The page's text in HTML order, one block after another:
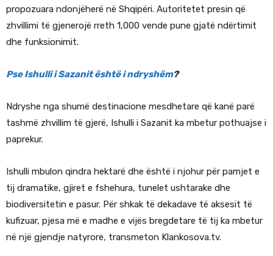
propozuara ndonjëherë në Shqipëri. Autoritetet presin që
zhvillimi të gjenerojë rreth 1,000 vende pune gjatë ndërtimit
dhe funksionimit.
Pse Ishulli i Sazanit është i ndryshëm?
Ndryshe nga shumë destinacione mesdhetare që kanë parë
tashmë zhvillim të gjerë, Ishulli i Sazanit ka mbetur pothuajse i
paprekur.
Ishulli mbulon qindra hektarë dhe është i njohur për pamjet e
tij dramatike, gjiret e fshehura, tunelet ushtarake dhe
biodiversitetin e pasur. Për shkak të dekadave të aksesit të
kufizuar, pjesa më e madhe e vijës bregdetare të tij ka mbetur
në një gjendje natyrore, transmeton Klankosova.tv.